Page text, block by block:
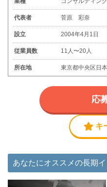
代表者 菅原 彩奈
設立 2004年4月1日
従業員数 11人〜20人
所在地 東京都中央区日
キ
応
あなたにオススメの長期